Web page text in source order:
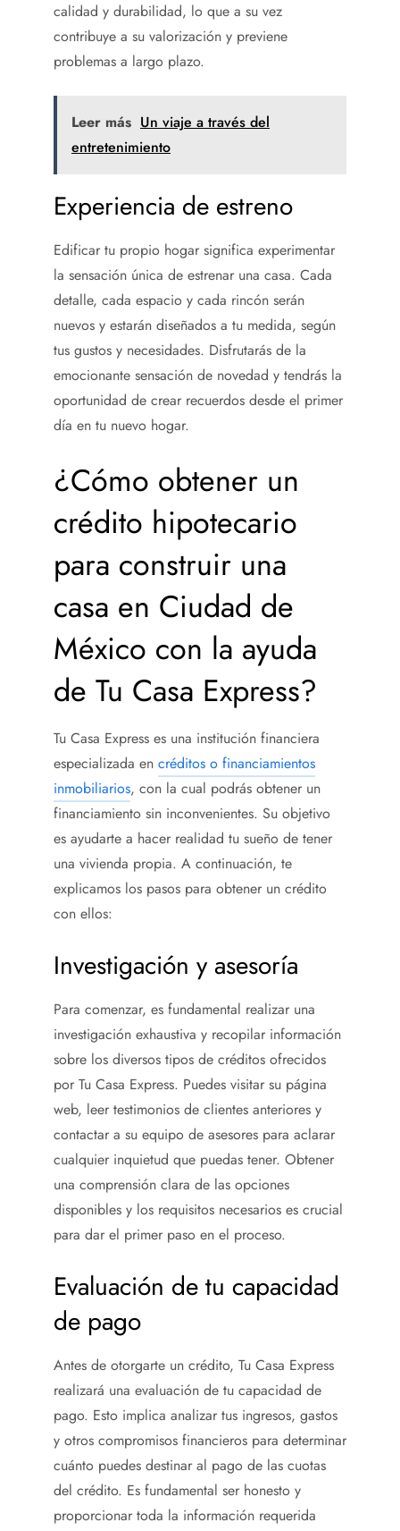
calidad y durabilidad, lo que a su vez
contribuye a su valorización y previene
problemas a largo plazo.
Leer más Un viaje a través del
entretenimiento
Experiencia de estreno
Edificar tu propio hogar significa experimentar
la sensación única de estrenar una casa. Cada
detalle, cada espacio y cada rincón serán
nuevos y estarán diseñados a tu medida, según
tus gustos y necesidades. Disfrutarás de la
emocionante sensación de novedad y tendrás la
oportunidad de crear recuerdos desde el primer
día en tu nuevo hogar.
¿Cómo obtener un
crédito hipotecario
para construir una
casa en Ciudad de
México con la ayuda
de Tu Casa Express?
Tu Casa Express es una institución financiera
especializada en créditos o financiamientos
inmobiliarios, con la cual podrás obtener un
financiamiento sin inconvenientes. Su objetivo
es ayudarte a hacer realidad tu sueño de tener
una vivienda propia. A continuación, te
explicamos los pasos para obtener un crédito
con ellos:
Investigación y asesoría
Para comenzar, es fundamental realizar una
investigación exhaustiva y recopilar información
sobre los diversos tipos de créditos ofrecidos
por Tu Casa Express. Puedes visitar su página
web, leer testimonios de clientes anteriores y
contactar a su equipo de asesores para aclarar
cualquier inquietud que puedas tener. Obtener
una comprensión clara de las opciones
disponibles y los requisitos necesarios es crucial
para dar el primer paso en el proceso.
Evaluación de tu capacidad
de pago
Antes de otorgarte un crédito, Tu Casa Express
realizará una evaluación de tu capacidad de
pago. Esto implica analizar tus ingresos, gastos
y otros compromisos financieros para determinar
cuánto puedes destinar al pago de las cuotas
del crédito. Es fundamental ser honesto y
proporcionar toda la información requerida